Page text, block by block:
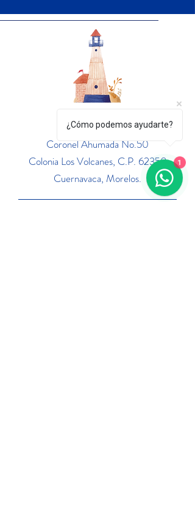
Ubicación
Coronel Ahumada No.50
Colonia Los Volcanes, C.P. 62350
Cuernavaca, Morelos.
¿Cómo podemos ayudarte?
1